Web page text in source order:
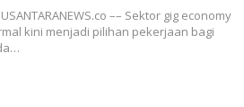
–– Sektor gig economy
kini menjadi pilihan pekerjaan bagi